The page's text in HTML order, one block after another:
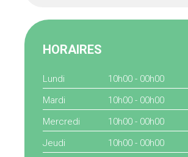
HORAIRES
Lundi
10h00 - 00h00
Mardi
10h00 - 00h00
Mercredi
10h00 - 00h00
Jeudi
10h00 - 00h00